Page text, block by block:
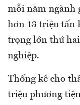
mỗi năm ngành
hơn 13 triệu tấn
trọng lớn thứ
nghiệp.
Thống kê cho
triệu phương